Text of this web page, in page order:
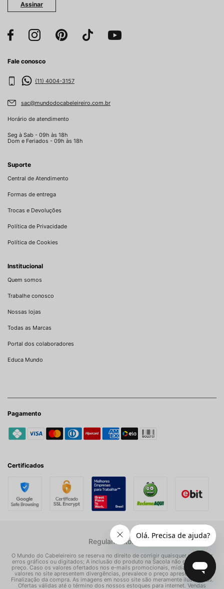
Assinar
Fale conosco
(11) 4004-3157
sac@mundodocabeleireiro.com.br
Horário de atendimento
Seg à Sab - 09h às 18h
Dom e Feriados - 09h às 18h
Suporte
Central de Atendimento
Formas de entrega
Trocas e Devoluções
Política de Privacidade
Política de Cookies
Institucional
Quem somos
Trabalhe conosco
Nossas lojas
Todas as Marcas
Portal dos colaboradores
Educa Mundo
Pagamento
Certificados
Regulamentos
O Mundo do Cabeleireiro se reserva no direito de corrigir quaisquer possíveis
erros gráficos ou digitados; A inclusão do produto na Sacola não garante seu
preço. Caso os valores ofertados nos e-mails promocionais, mídias sociais e
valores no site apresentem divergências, prevalece o preço apresentado na
Finalização da compra. As imagens em nosso site são meramente ilustrativas.
Ofertas válidas até o término dos nossos estoques para internet. Vendas